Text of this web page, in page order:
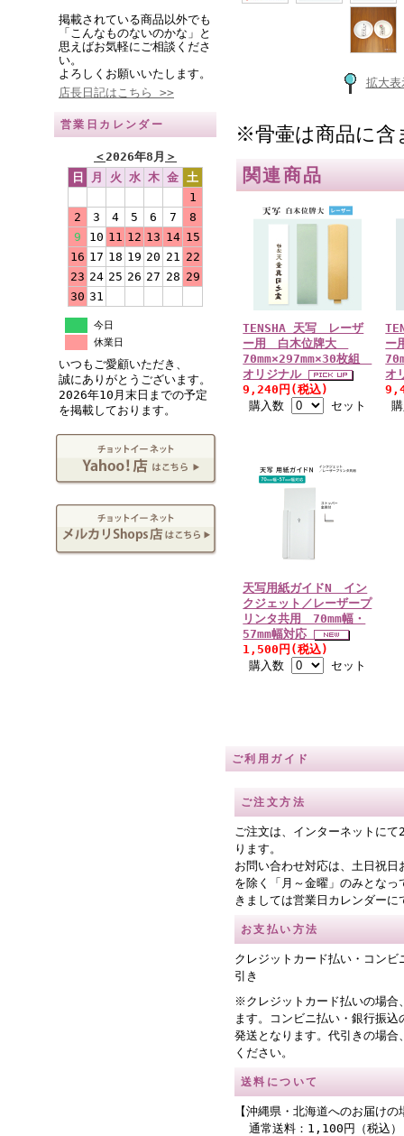
掲載されている商品以外でも
「こんなものないのかな」と
思えばお気軽にご相談くださ
い。
よろしくお願いいたします。
店長日記はこちら >>
営業日カレンダー
＜2026年8月 ＞
日
月 火 水 木 金 土
1
2
3 4 5 6 7
8
9
10 11 12 13 14 15
16 17 18 19 20 21 22
23 24 25 26 27 28 29
30 31
今日
休業日
いつもご愛顧いただき、
誠にありがとうございます。
2026年10月末日までの予定
を掲載しております。
拡大表
※骨壷は商品に含
関連商品
TENSHA 天写 レーザ
ー用 白木位牌大
70mm×297mm×30枚組
オリジナル
9,240円(税込)
購入数
セット
ー
オ
天写用紙ガイドN イン
クジェット／レーザープ
リンタ共用 70mm幅・
57mm幅対応
1,500円(税込)
購入数
セット
ご利用ガイド
ご注文方法
ご注文は、インターネットに
ります。
お問い合わせ対応は、土日祝日
を除く「月～金曜」のみとなっ
きましては営業日カレンダーに
お支払い方法
クレジットカード払い・コンビ
引き
※クレジットカード払いの場合
ます。コンビニ払い・銀行振
発送となります。代引きの場合
ください。
送料について
【沖縄県・北海道へのお届けの
通常送料：1,100円（税込）